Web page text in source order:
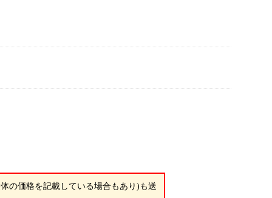
の価格を記載している場合もあり)も送